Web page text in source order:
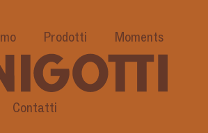
Prodotti Moments
Contatti